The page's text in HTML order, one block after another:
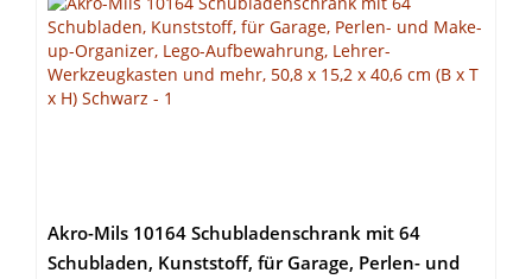
Akro-Mils 10164 Schubladenschrank mit 64
Schubladen, Kunststoff, für Garage, Perlen- und